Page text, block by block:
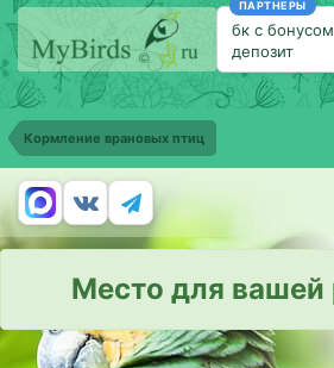
ПАРТНЕРЫ
бк с
депозит
Кормление врановых птиц
Место для